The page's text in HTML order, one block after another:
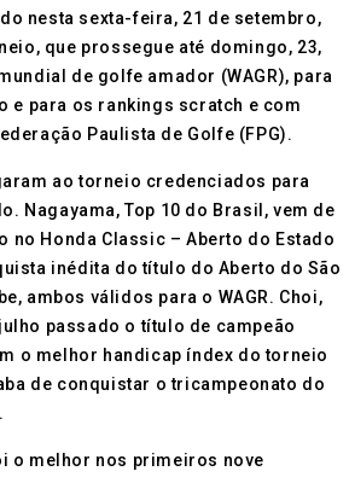
nesta sexta-feira, 21 de setembro,
que prossegue até domingo, 23,
de golfe amador (WAGR), para
e para os rankings scratch e com
Paulista de Golfe (FPG).
ao torneio credenciados para
Nagayama, Top 10 do Brasil, vem de
no Honda Classic – Aberto do Estado
inédita do título do Aberto do São
ambos válidos para o WAGR. Choi,
passado o título de campeão
o melhor handicap índex do torneio
de conquistar o tricampeonato do
o melhor nos primeiros nove